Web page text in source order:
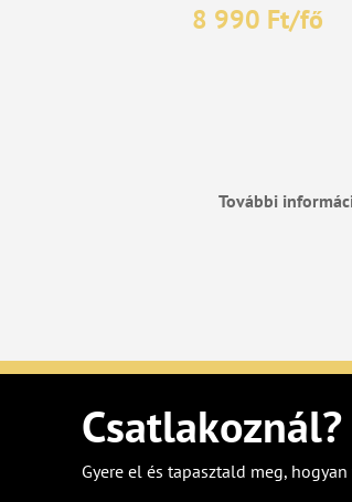
8 990 Ft/fő
További
Csatlakoznál?
Gyere el és tapasztald meg,